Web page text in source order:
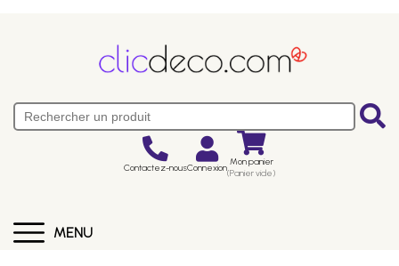
Contactez-nousConnexion Mon panier
(Panier vide)
MENU